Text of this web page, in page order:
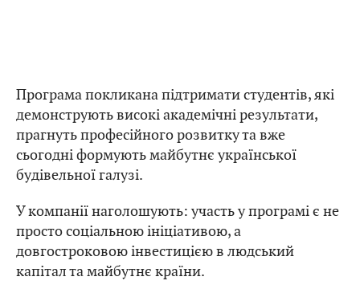
Програма покликана підтримати студентів, які
демонструють високі академічні результати,
прагнуть професійного розвитку та вже
сьогодні формують майбутнє української
будівельної галузі.
У компанії наголошують: участь у програмі є не
просто соціальною ініціативою, а
довгостроковою інвестицією в людський
капітал та майбутнє країни.